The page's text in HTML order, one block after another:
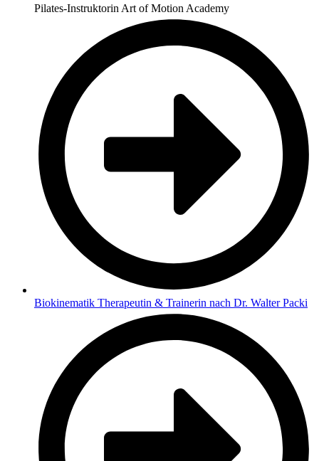
Pilates-Instruktorin Art of Motion Academy
Biokinematik Therapeutin & Trainerin nach Dr. Walter Packi